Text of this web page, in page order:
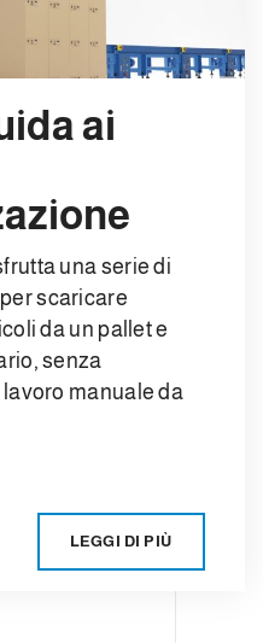
ai
una serie di
scaricare
da un pallet e
senza
manuale da
LEGGI DI PIÙ